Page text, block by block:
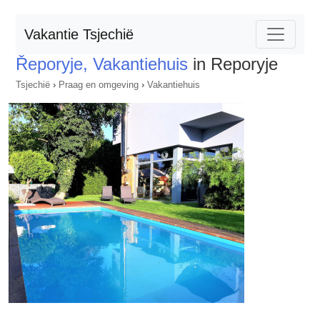
Vakantie Tsjechië
Řeporyje, Vakantiehuis in Reporyje
Tsjechië › Praag en omgeving › Vakantiehuis